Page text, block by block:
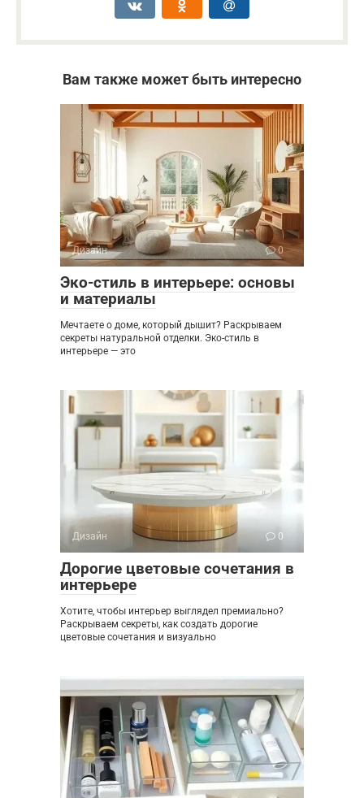
Вам также может быть интересно
Дизайн 0
Эко-стиль в интерьере: основы
и материалы
Мечтаете о доме, который дышит? Раскрываем
секреты натуральной отделки. Эко-стиль в
интерьере — это
Дизайн 0
Дорогие цветовые сочетания в
интерьере
Хотите, чтобы интерьер выглядел премиально?
Раскрываем секреты, как создать дорогие
цветовые сочетания и визуально